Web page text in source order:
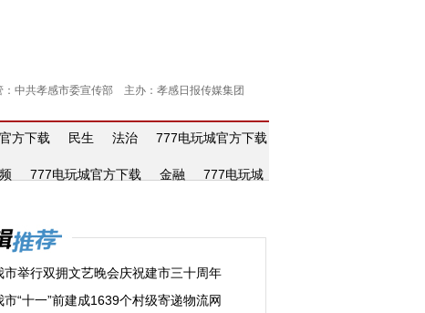
：中共孝感市委宣传部 主办：孝感日报传媒集团
方下载 民生 法治
777电玩城官方下载
777电玩城官方下载 金融
777电玩城
市举行双拥文艺晚会庆祝建市三十周年
市“十一”前建成1639个村级寄递物流网